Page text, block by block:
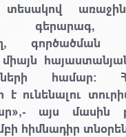
գերարագ,
գործածման
համար։
է ունենալու
այս
հիմնադիր